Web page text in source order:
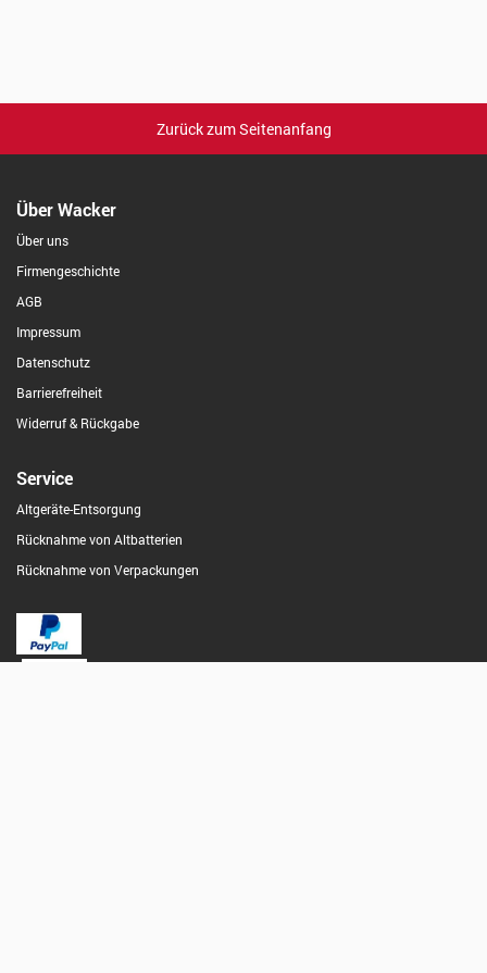
Zurück zum Seitenanfang
Über Wacker
Über uns
Firmengeschichte
AGB
Impressum
Datenschutz
Barrierefreiheit
Widerruf & Rückgabe
Service
Altgeräte-Entsorgung
Rücknahme von Altbatterien
Rücknahme von Verpackungen